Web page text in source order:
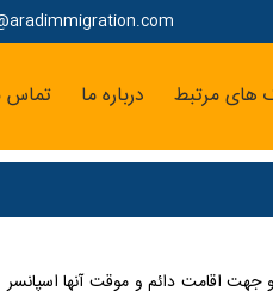
های مرتبط درباره ما تماس
و جهت اقامت دائم و موقت آنها